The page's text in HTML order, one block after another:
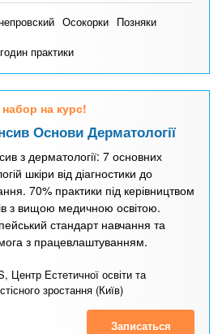
Осокорки Позняки
практики
на курс!
Основи Дерматології
з дерматології: 7 основних
шкіри від діагностики до
70% практики під керівництвом
з вищою медичною освітою.
стандарт навчання та
з працевлаштуванням.
Центр Естетичної освіти та
зростання (Київ)
Записаться